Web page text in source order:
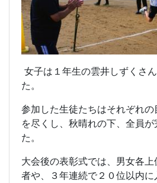
女子は１年生の雲井しずくさ
た。
参加した生徒たちはそれぞれ
を尽くし、秋晴れの下、全員
た。
大会後の表彰式では、男女各
者や、３年連続で２０位以内